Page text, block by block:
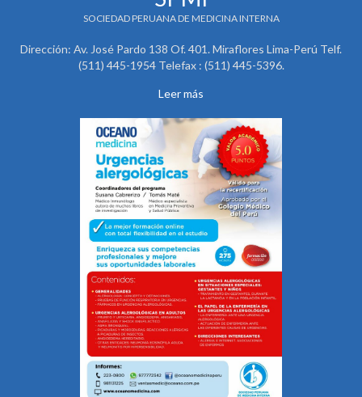
SOCIEDAD PERUANA DE MEDICINA INTERNA
Dirección: Av. José Pardo 138 Of. 401. Miraflores Lima-Perú Telf.
(511) 445-1954 Telefax : (511) 445-5396.
Leer más